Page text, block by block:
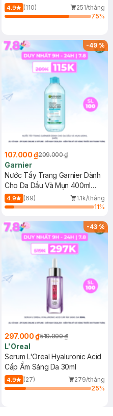
40ml
4.9 (110)
251/tháng
75%
-49%
107.000 ₫209.000 ₫
Garnier
Nước Tẩy Trang Garnier Dành
Cho Da Dầu Và Mụn 400ml
(Mới)
4.9 (69)
1.1k/tháng
11%
-43%
297.000 ₫519.000 ₫
L'Oreal
Serum L'Oreal Hyaluronic Acid
Cấp Ẩm Sáng Da 30ml
4.9 (27)
279/tháng
25%